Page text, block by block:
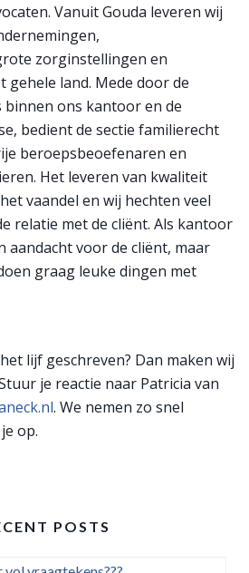
Vanuit Gouda leveren wij
zorginstellingen en
land. Mede door de
binnen ons kantoor en de
bedient de sectie familierecht
beroepsbeoefenaren en
Het leveren van kwaliteit
vaandel en wij hechten veel
relatie met de cliënt. Als kantoor
aandacht voor de cliënt, maar
graag leuke dingen met
lijf geschreven? Dan maken wij
je reactie naar Patricia van
. We nemen zo snel
op.
POSTS